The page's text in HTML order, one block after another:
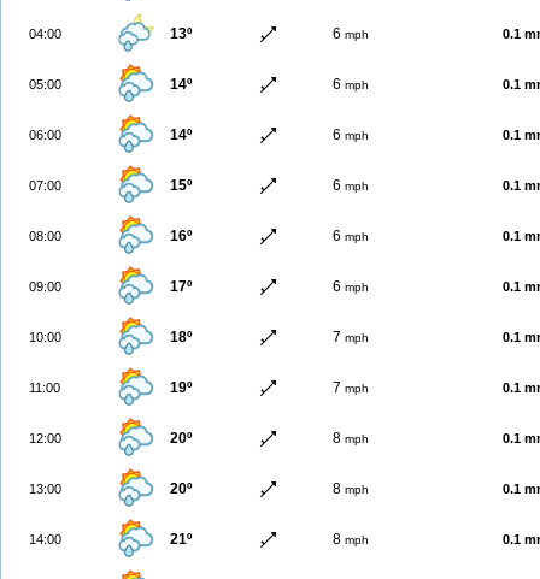
04:00 13º 6 mph 0.1
05:00 14º 6 mph 0.1
06:00 14º 6 mph 0.1
07:00 15º 6 mph 0.1
08:00 16º 6 mph 0.1
09:00 17º 6 mph 0.1
10:00 18º 7 mph 0.1
11:00 19º 7 mph 0.1
12:00 20º 8 mph 0.1
13:00 20º 8 mph 0.1
14:00 21º 8 mph 0.1